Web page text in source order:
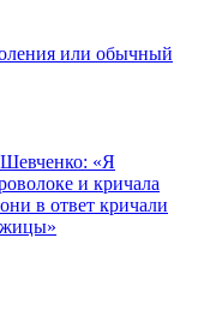
или обычный
«Я
и кричала
в ответ кричали